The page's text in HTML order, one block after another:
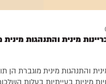
מינית והתנהגות מינית
והתנהגות מינית מוגברת הן